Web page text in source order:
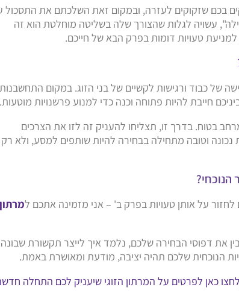
בכם שזקוקים לעזרה, ובמקום זאת השלכתם את התסכול
עשויה לגלות שהצורך שלה בשליטה מוחלטת הוא זה
טעויות דומות בפרק הבא של חייכם.
של כבוד ורגישות לקשיים של בני הזוג. במקום
חייבת להיות פתוחה וכנה כדי למנוע פרשנויות
בטוח. בדרך זו, תצליחו להעניק זה לזו את הצרכים
וטובה מתחילה בבחירה להיות שותפים למסע, ולא רק
הנוכחי?
לחזור על אותן טעויות בפרק ב' – אני מזמינה אתכם ל
את דפוסי הבחירה שלכם, נלמד איך לייצר תקשורת שבונה
הנוכחית שלכם תהיה יציבה, מודעת ומאושרת באמת.
כאן לפרטים על המרתון הזוגי שיעניק לכם התחלה